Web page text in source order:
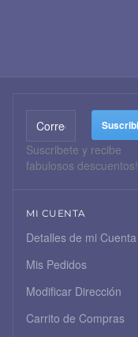
Suscribete y recibe
fabulosos descuentos!
MI CUENTA
Detalles de mi Cuenta
Mis Pedidos
Modificar Dirección
Carrito de Compras